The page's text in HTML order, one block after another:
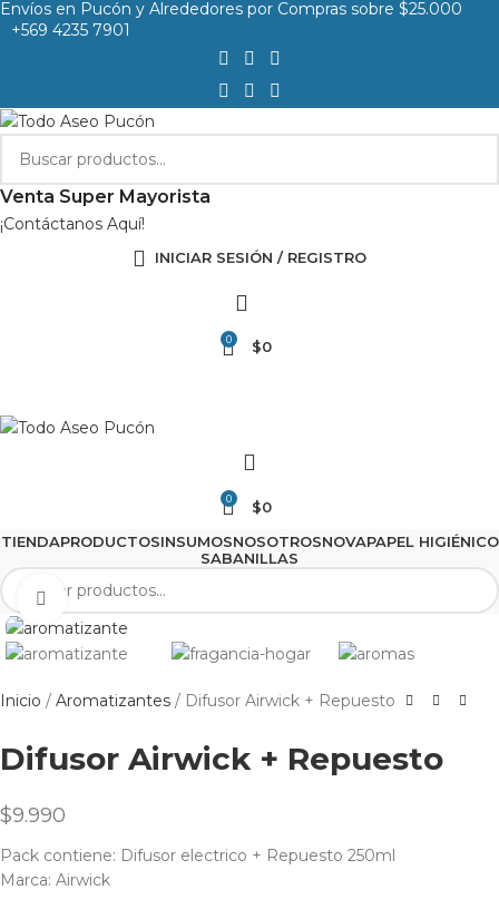
Envíos en Pucón y Alrededores por Compras sobre $25.000
+569 4235 7901
Venta Super Mayorista
¡Contáctanos Aquí!
INICIAR SESIÓN / REGISTRO
0 $0
0 $0
TIENDAPRODUCTOSINSUMOSNOSOTROSNOVAPAPEL HIGIÉNICO
SABANILLAS
Clic para agrandar
Inicio Aromatizantes Difusor Airwick + Repuesto
Difusor Airwick + Repuesto
$9.990
Pack contiene: Difusor electrico + Repuesto 250ml
Marca: Airwick